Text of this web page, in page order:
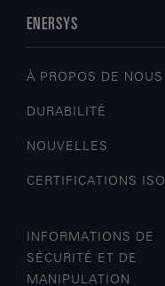
ENERSYS
À PROPOS DE NOUS
DURABILITÉ
NOUVELLES
CERTIFICATIONS ISO
INFORMATIONS DE
SÉCURITÉ ET DE
MANIPULATION